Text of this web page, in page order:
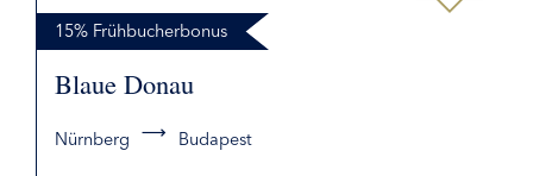
15% Frühbucherbonus
Blaue Donau
Nürnberg Budapest